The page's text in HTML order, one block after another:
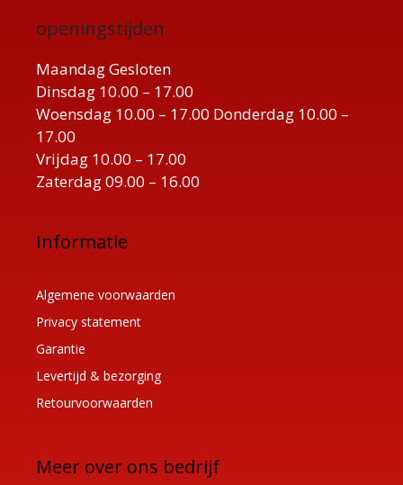
openingstijden
Maandag Gesloten
Dinsdag 10.00 – 17.00
Woensdag 10.00 – 17.00 Donderdag 10.00 –
17.00
Vrijdag 10.00 – 17.00
Zaterdag 09.00 – 16.00
Informatie
Algemene voorwaarden
Privacy statement
Garantie
Levertijd & bezorging
Retourvoorwaarden
Meer over ons bedrijf